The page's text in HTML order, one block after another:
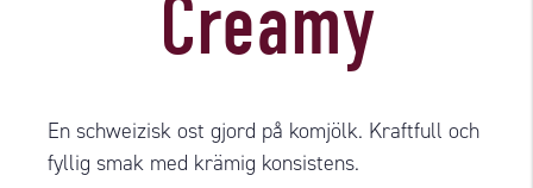
Creamy
En schweizisk ost gjord på komjölk. Kraftfull och
fyllig smak med krämig konsistens.